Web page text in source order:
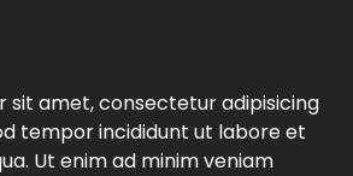
sit amet, consectetur adipisicing
tempor incididunt ut labore et
Ut enim ad minim veniam